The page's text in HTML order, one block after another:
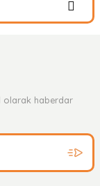
olarak haberdar